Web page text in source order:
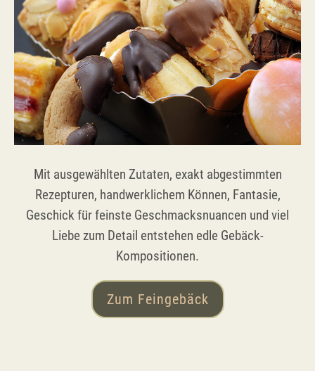
Mit ausgewählten Zutaten, exakt abgestimmten
Rezepturen, handwerklichem Können, Fantasie,
Geschick für feinste Geschmacksnuancen und viel
Liebe zum Detail entstehen edle Gebäck-
Kompositionen.
Zum Feingebäck